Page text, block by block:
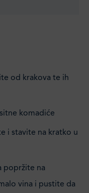
od krakova te ih
komadiće
i stavite na kratko u
popržite na
vina i pustite da